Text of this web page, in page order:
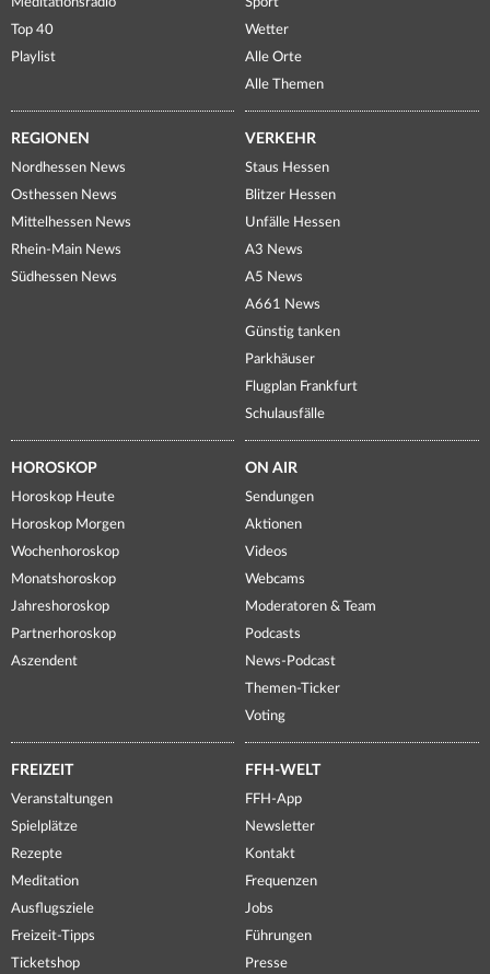
Top 40
Playlist
Wetter
Alle Orte
Alle Themen
REGIONEN
Nordhessen News
Osthessen News
Mittelhessen News
Rhein-Main News
Südhessen News
VERKEHR
Staus Hessen
Blitzer Hessen
Unfälle Hessen
A3 News
A5 News
A661 News
Günstig tanken
Parkhäuser
Flugplan Frankfurt
Schulausfälle
HOROSKOP
Horoskop Heute
Horoskop Morgen
Wochenhoroskop
Monatshoroskop
Jahreshoroskop
Partnerhoroskop
Aszendent
ON AIR
Sendungen
Aktionen
Videos
Webcams
Moderatoren & Team
Podcasts
News-Podcast
Themen-Ticker
Voting
FREIZEIT
Veranstaltungen
Spielplätze
Rezepte
Meditation
Ausflugsziele
Freizeit-Tipps
Ticketshop
FFH-WELT
FFH-App
Newsletter
Kontakt
Frequenzen
Jobs
Führungen
Presse